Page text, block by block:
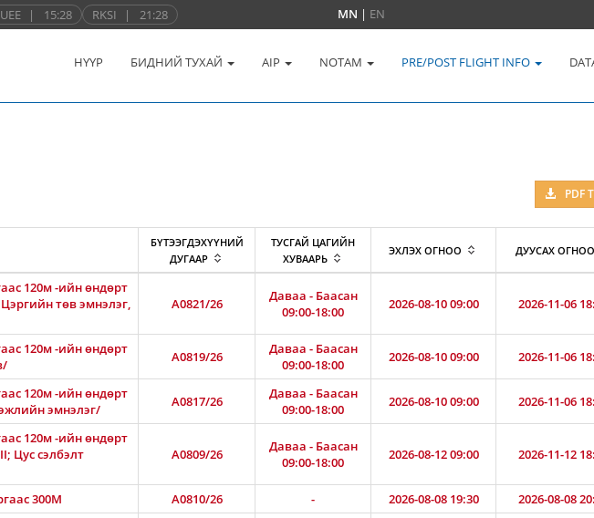
| 15:28 RKSI | 21:28 MN | EN
НҮҮР БИДНИЙ ТУХАЙ AIP NOTAM PRE/POST FLIGHT INFO
PDF
БҮТЭЭГДЭХҮҮНИЙ
ДУГААР
ТУСГАЙ ЦАГИЙН
ХУВААРЬ
ЭХЛЭХ ОГНОО ДУУСАХ ОГНОО
120м -ийн өндөрт
төв эмнэлэг,
A0821/26
Даваа - Баасан
09:00-18:00
2026-08-10 09:00 2026-11-06
120м -ийн өндөрт
A0819/26
Даваа - Баасан
09:00-18:00
2026-08-10 09:00 2026-11-06
120м -ийн өндөрт
эмнэлэг/
A0817/26
Даваа - Баасан
09:00-18:00
2026-08-10 09:00 2026-11-06
120м -ийн өндөрт
Цус сэлбэлт
A0809/26
Даваа - Баасан
09:00-18:00
2026-08-12 09:00 2026-11-12
300M A0810/26 - 2026-08-08 19:30 2026-08-08